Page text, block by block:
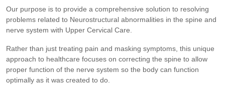
Our purpose is to provide a comprehensive solution to resolving
problems related to Neurostructural abnormalities in the spine and
nerve system with Upper Cervical Care.
Rather than just treating pain and masking symptoms, this unique
approach to healthcare focuses on correcting the spine to allow
proper function of the nerve system so the body can function
optimally as it was created to do.